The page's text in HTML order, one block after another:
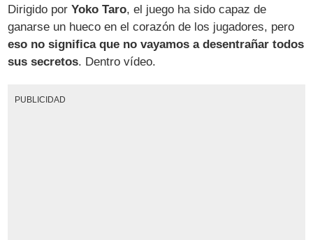
Dirigido porYoko Taro, el juego ha sido capaz de
ganarse un hueco en el corazón de los jugadores, pero
eso no significa que no vayamos a desentrañar todos
sus secretos. Dentro vídeo.
PUBLICIDAD